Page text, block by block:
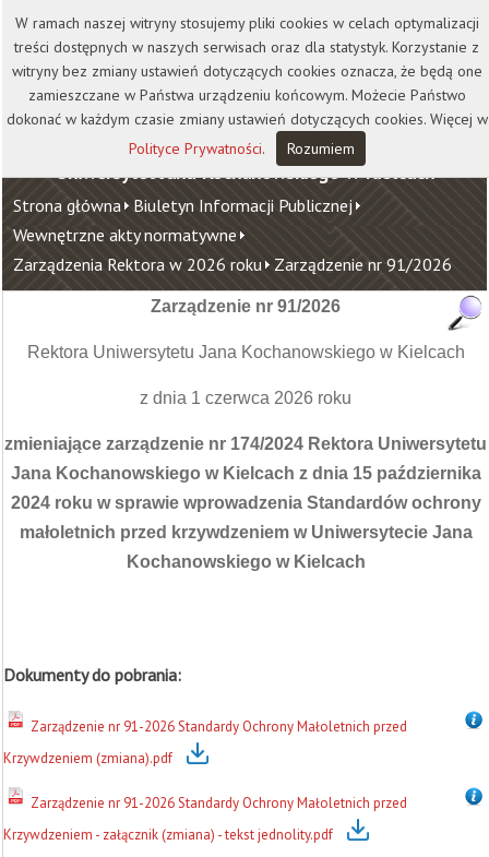
Kontakt Biblioteka
Wydawnictwo
Wirtualna Uczelnia
Uniwersytet Jana Kochanowskiego w Kielcach
Strona główna Biuletyn Informacji Publicznej
Wewnętrzne akty normatywne
Zarządzenia Rektora w 2026 roku Zarządzenie nr 91/2026
Zarządzenie nr 91/2026
Rektora Uniwersytetu Jana Kochanowskiego w Kielcach
z dnia 1 czerwca 2026 roku
zmieniające zarządzenie nr 174/2024 Rektora Uniwersytetu
Jana Kochanowskiego w Kielcach z dnia 15 października
2024 roku w sprawie wprowadzenia Standardów ochrony
małoletnich przed krzywdzeniem w Uniwersytecie Jana
Kochanowskiego w Kielcach
Dokumenty do pobrania:
Zarządzenie nr 91-2026 Standardy Ochrony Małoletnich przed
Krzywdzeniem (zmiana).pdf
Zarządzenie nr 91-2026 Standardy Ochrony Małoletnich przed
Krzywdzeniem - załącznik (zmiana) - tekst jednolity.pdf
W ramach naszej witryny stosujemy pliki cookies w celach optymalizacji
treści dostępnych w naszych serwisach oraz dla statystyk. Korzystanie z
witryny bez zmiany ustawień dotyczących cookies oznacza, że będą one
zamieszczane w Państwa urządzeniu końcowym. Możecie Państwo
dokonać w każdym czasie zmiany ustawień dotyczących cookies. Więcej w
Polityce Prywatności. Rozumiem